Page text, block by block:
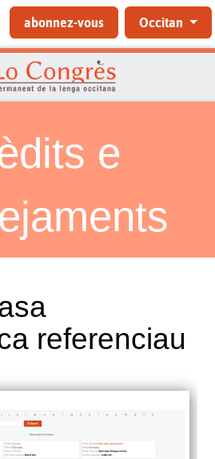
abonnez-vous Occitan
e
referenciau